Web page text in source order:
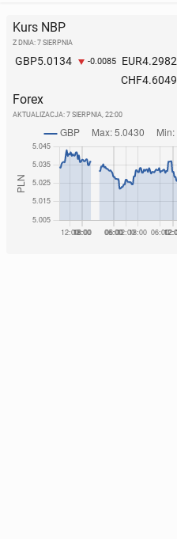
Kurs NBP
Z DNIA: 7 SIERPNIA
GBP5.0134 -0.0085 EUR4.2982
CHF4.6049
Forex
AKTUALIZACJA: 7 SIERPNIA, 22:00